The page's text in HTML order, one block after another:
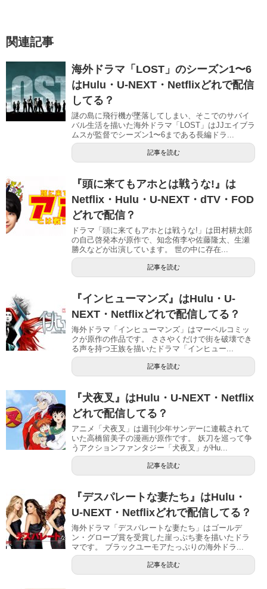
関連記事
海外ドラマ「LOST」のシーズン1〜6
はHulu・U-NEXT・Netflixどれで配信
してる？
謎の島に飛行機が墜落してしまい、そこでのサバイ
バル生活を描いた海外ドラマ「LOST」はJJエイブラ
ムスが監督でシーズン1〜6まである長編ドラ...
記事を読む
『頭に来てもアホとは戦うな!』は
Netflix・Hulu・U-NEXT・dTV・FOD
どれで配信？
ドラマ「頭に来てもアホとは戦うな!」は田村耕太郎
の自己啓発本が原作で、知念侑李や佐藤隆太、生瀬
勝久などが出演しています。 世の中に存在...
記事を読む
『インヒューマンズ』はHulu・U-
NEXT・Netflixどれで配信してる？
海外ドラマ「インヒューマンズ」はマーベルコミッ
クが原作の作品です。 ささやくだけで街を破壊でき
る声を持つ王族を描いたドラマ「インヒュー...
記事を読む
『犬夜叉』はHulu・U-NEXT・Netflix
どれで配信してる？
アニメ「犬夜叉」は週刊少年サンデーに連載されて
いた高橋留美子の漫画が原作です。 妖刀を巡って争
うアクションファンタジー「犬夜叉」がHu...
記事を読む
『デスパレートな妻たち』はHulu・
U-NEXT・Netflixどれで配信してる？
海外ドラマ「デスパレートな妻たち」はゴールデ
ン・グローブ賞を受賞した崖っぷち妻を描いたドラ
マです。 ブラックユーモアたっぷりの海外ドラ...
記事を読む